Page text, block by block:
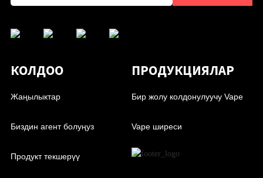
КОЛДОО
Жаңылыктар
Биздин агент болуңуз
Продукт текшерүү
ПРОДУКЦИЯЛАР
Бир жолу колдонулуучу Vape
Vape ширеси